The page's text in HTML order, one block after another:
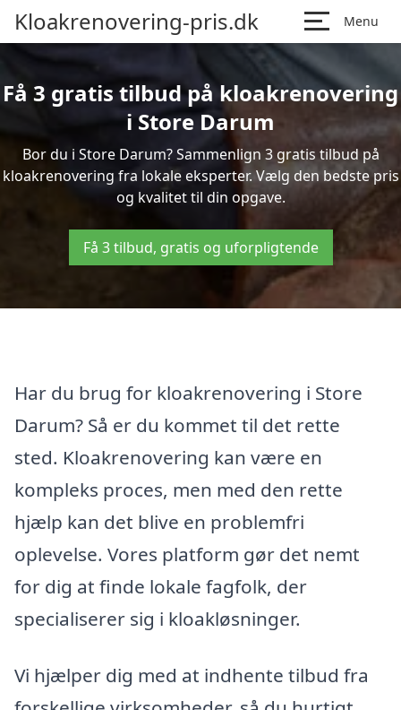
Kloakrenovering-pris.dk Menu
Få 3 gratis tilbud på kloakrenovering
i Store Darum
Bor du i Store Darum? Sammenlign 3 gratis tilbud på
kloakrenovering fra lokale eksperter. Vælg den bedste pris
og kvalitet til din opgave.
Få 3 tilbud, gratis og uforpligtende
Har du brug for kloakrenovering i Store
Darum? Så er du kommet til det rette
sted. Kloakrenovering kan være en
kompleks proces, men med den rette
hjælp kan det blive en problemfri
oplevelse. Vores platform gør det nemt
for dig at finde lokale fagfolk, der
specialiserer sig i kloakløsninger.
Vi hjælper dig med at indhente tilbud fra